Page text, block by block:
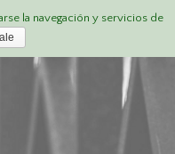
la navegación y servicios de